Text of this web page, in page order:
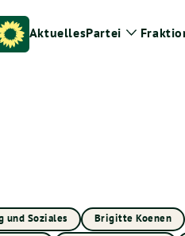
AktuellesPartei Zeige
und Soziales Brigitte Koenen